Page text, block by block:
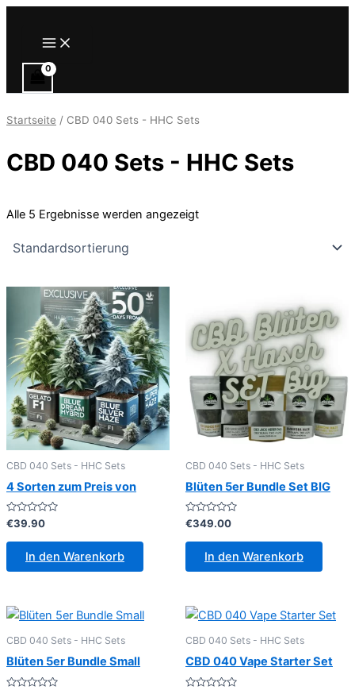
Main
Menu
Startseite / CBD 040 Sets - HHC Sets
CBD 040 Sets - HHC Sets
Alle 5 Ergebnisse werden angezeigt
CBD 040 Sets - HHC Sets
4 Sorten zum Preis von
Bewertet
mit
0
€39.90
In den Warenkorb
CBD 040 Sets - HHC Sets
Blüten 5er Bundle Set BIG
Bewertet
mit
0
€349.00
In den Warenkorb
CBD 040 Sets - HHC Sets
Blüten 5er Bundle Small
CBD 040 Sets - HHC Sets
CBD 040 Vape Starter Set